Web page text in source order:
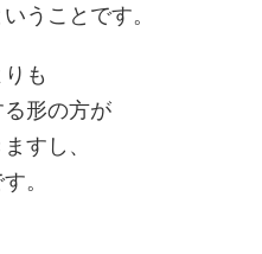
うことです。
も
形の方が
すし、
。